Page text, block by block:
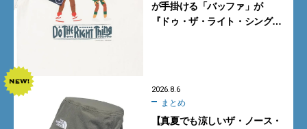
が手掛ける「バッファ」が
『ドゥ・ザ・ライト・シング』
2026.8.6
まとめ
【真夏でも涼しいザ・ノース・